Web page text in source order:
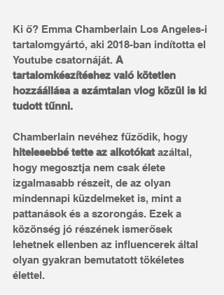
Ki ő? Emma Chamberlain Los Angeles-i
tartalomgyártó, aki 2018-ban indította el
Youtube csatornáját. A
tartalomkészítéshez való kötetlen
hozzáállása a számtalan vlog közül is ki
tudott tűnni.
Chamberlain nevéhez fűződik, hogy
hitelesebbé tette az alkotókat azáltal,
hogy megosztja nem csak élete
izgalmasabb részeit, de az olyan
mindennapi küzdelmeket is, mint a
pattanások és a szorongás. Ezek a
közönség jó részének ismerősek
lehetnek ellenben az influencerek által
olyan gyakran bemutatott tökéletes
élettel.